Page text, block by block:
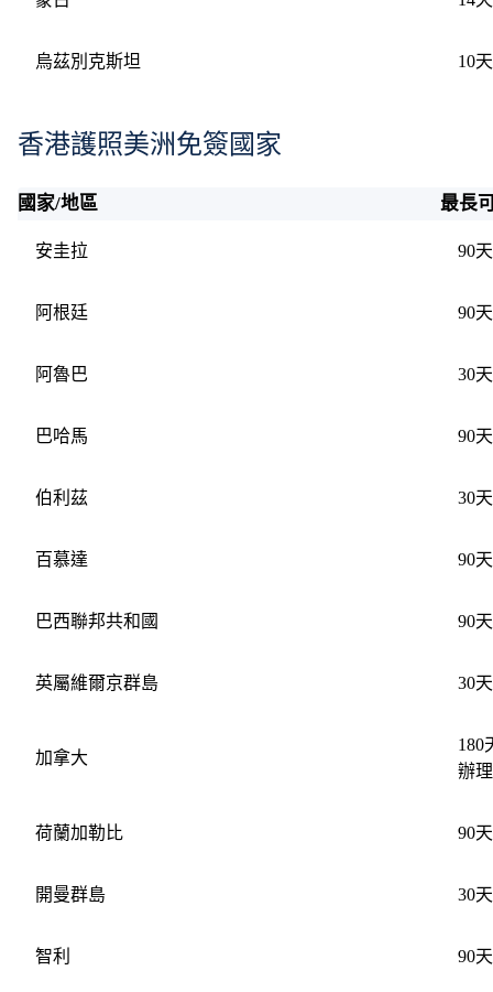
烏茲別克斯坦 10天
香港護照美洲免簽國家
國家/地區 最長
安圭拉 90天
阿根廷 90天
阿魯巴 30天
巴哈馬 90天
伯利茲 30天
百慕達 90天
巴西聯邦共和國 90天
英屬維爾京群島 30天
加拿大
180
辦
荷蘭加勒比 90天
開曼群島 30天
智利 90天